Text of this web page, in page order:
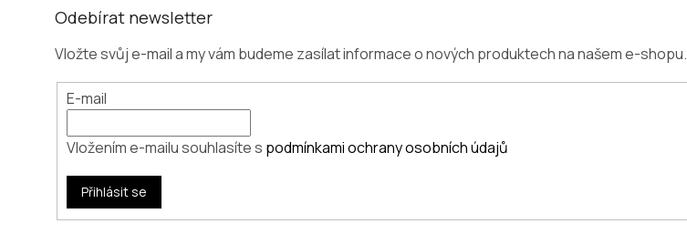
Odebírat newsletter
Vložte svůj e-mail a my vám budeme zasílat informace o nových produktech na našem e-shopu.
E-mail
Vložením e-mailu souhlasíte s podmínkami ochrany osobních údajů
Přihlásit se